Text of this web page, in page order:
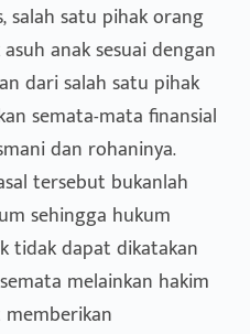
salah satu pihak orang
anak sesuai dengan
dari salah satu pihak
semata-mata finansial
dan rohaninya.
tersebut bukanlah
sehingga hukum
tidak dapat dikatakan
melainkan hakim